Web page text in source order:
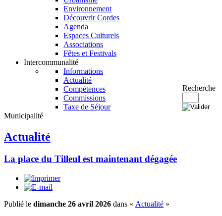
Environnement
Découvrir Cordes
Agenda
Espaces Culturels
Associations
Fêtes et Festivals
Intercommunalité
Informations
Actualité
Compétences
Commissions
Taxe de Séjour
Recherche
Municipalité
Actualité
La place du Tilleul est maintenant dégagée
Publié le dimanche 26 avril 2026 dans « Actualité »